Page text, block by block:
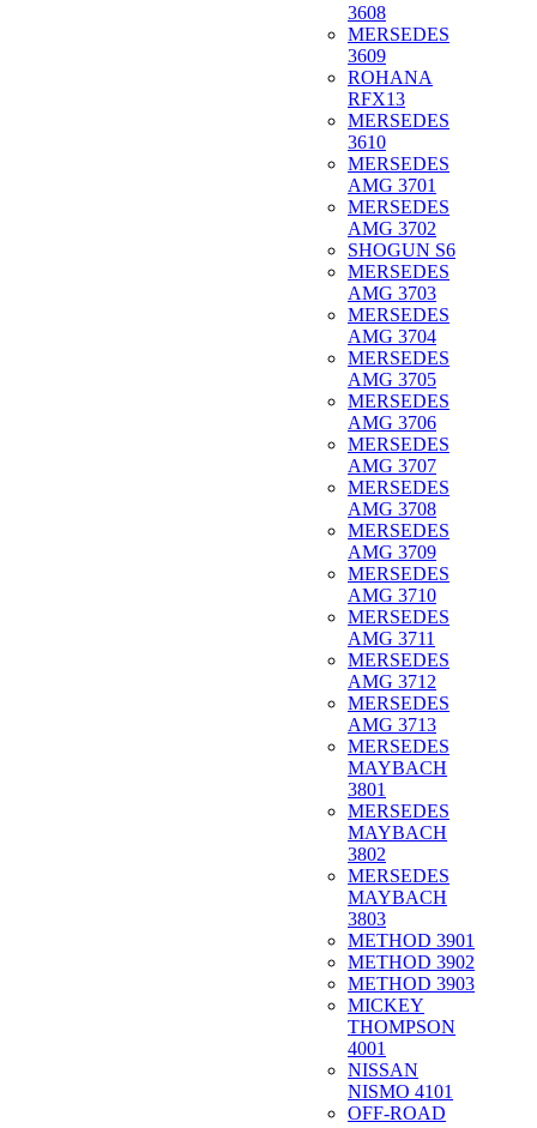
3608
MERSEDES
3609
ROHANA
RFX13
MERSEDES
3610
MERSEDES
AMG 3701
MERSEDES
AMG 3702
SHOGUN S6
MERSEDES
AMG 3703
MERSEDES
AMG 3704
MERSEDES
AMG 3705
MERSEDES
AMG 3706
MERSEDES
AMG 3707
MERSEDES
AMG 3708
MERSEDES
AMG 3709
MERSEDES
AMG 3710
MERSEDES
AMG 3711
MERSEDES
AMG 3712
MERSEDES
AMG 3713
MERSEDES
MAYBACH
3801
MERSEDES
MAYBACH
3802
MERSEDES
MAYBACH
3803
METHOD 3901
METHOD 3902
METHOD 3903
MICKEY
THOMPSON
4001
NISSAN
NISMO 4101
OFF-ROAD